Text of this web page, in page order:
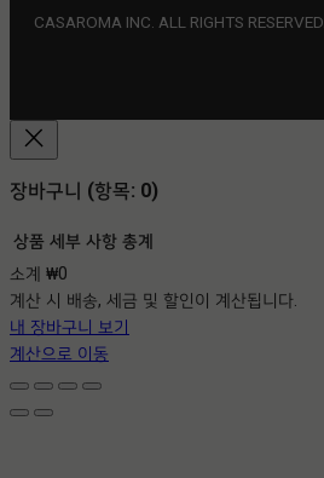
CASAROMA INC. ALL RIGHTS RESERVED.
장바구니 (항목: 0)
장
바
구
니
에
상품 세부 사항 총계
소계 ₩0
계산 시 배송, 세금 및 할인이 계산됩니다.
내 장바구니 보기
계산으로 이동